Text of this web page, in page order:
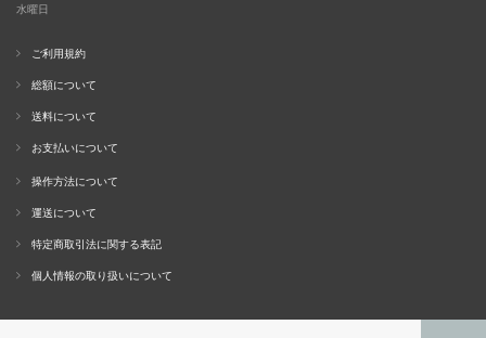
水曜日
ご利用規約
総額について
送料について
お支払いについて
操作方法について
運送について
特定商取引法に関する表記
個人情報の取り扱いについて